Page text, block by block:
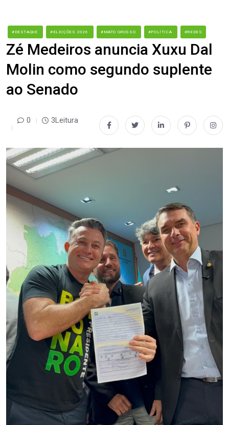
#DESTAQUE #ELEIÇÕES 2026 #MATO GROSSO #POLÍTICA #REDES
Zé Medeiros anuncia Xuxu Dal
Molin como segundo suplente
ao Senado
0 3Leitura